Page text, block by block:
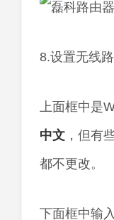
8.设置无线
上面框中是
中文 ，但有
都不更改。
下面框中输